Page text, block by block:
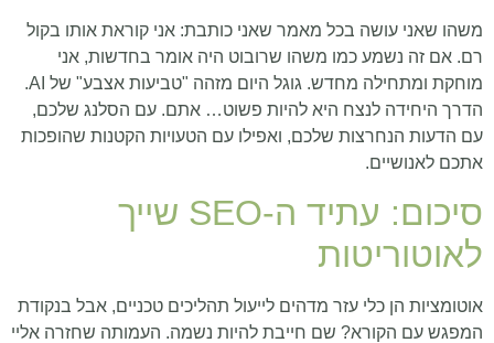
משהו שאני עושה בכל מאמר שאני כותבת: אני קוראת אותו בקול
רם. אם זה נשמע כמו משהו שרובוט היה אומר בחדשות, אני
מוחקת ומתחילה מחדש. גוגל היום מזהה "טביעות אצבע" של AI.
הדרך היחידה לנצח היא להיות פשוט… אתם. עם הסלנג שלכם,
עם הדעות הנחרצות שלכם, ואפילו עם הטעויות הקטנות שהופכות
אתכם לאנושיים.
סיכום: עתיד ה-SEO שייך
לאוטוריטות
אוטומציות הן כלי עזר מדהים לייעול תהליכים טכניים, אבל בנקודת
המפגש עם הקורא? שם חייבת להיות נשמה. העמותה שחזרה אליי